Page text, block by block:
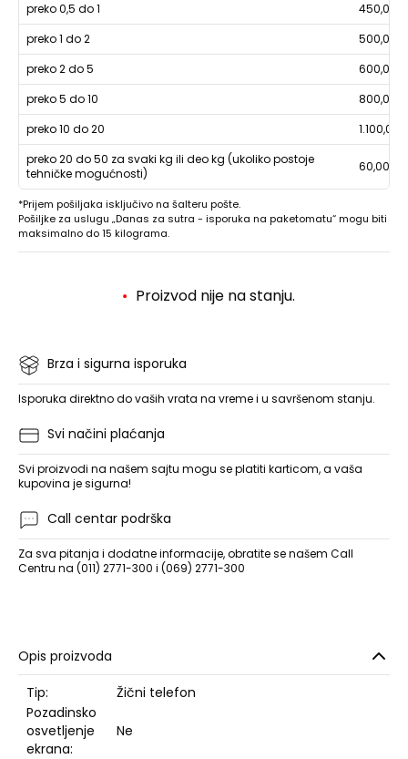
preko 0,5 do 1
450,00
preko 1 do 2
500,00
preko 2 do 5
600,00
preko 5 do 10
800,00
preko 10 do 20
1.100,00
preko 20 do 50 za svaki kg ili deo kg (ukoliko postoje
tehničke mogućnosti)
60,00
*Prijem pošiljaka isključivo na šalteru pošte.
Pošiljke za uslugu „Danas za sutra - isporuka na paketomatu“ mogu biti
maksimalno do 15 kilograma.
Proizvod nije na stanju.
Brza i sigurna isporuka
Isporuka direktno do vaših vrata na vreme i u savršenom stanju.
Svi načini plaćanja
Svi proizvodi na našem sajtu mogu se platiti karticom, a vaša
kupovina je sigurna!
Call centar podrška
Za sva pitanja i dodatne informacije, obratite se našem Call
Centru na (011) 2771-300 i (069) 2771-300
Opis proizvoda
Tip:
Žični telefon
Pozadinsko
osvetljenje
ekrana:
Ne